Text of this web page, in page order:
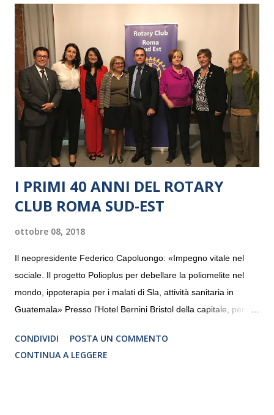
I PRIMI 40 ANNI DEL ROTARY
CLUB ROMA SUD-EST
ottobre 08, 2018
Il neopresidente Federico Capoluongo: «Impegno vitale nel
sociale. Il progetto Polioplus per debellare la poliomelite nel
mondo, ippoterapia per i malati di Sla, attività sanitaria in
Guatemala» Presso l’Hotel Bernini Bristol della capitale, per la
programmazione del Rotary Club Roma Sud-Est che festeggia
i quaranta anni di attività. Un’occasione per raccontare al
CONDIVIDI
POSTA UN COMMENTO
CONTINUA A LEGGERE